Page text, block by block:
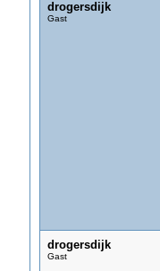
drogersdijk
Gast
drogersdijk
Gast